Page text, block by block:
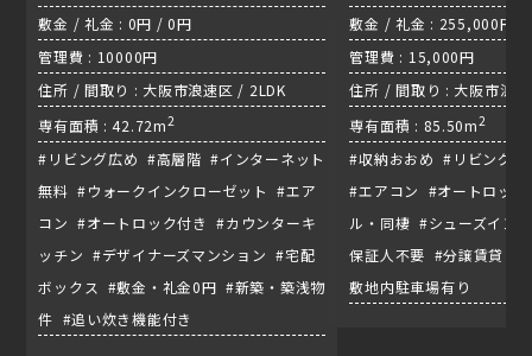
敷金 / 礼金 : 0円 / 0円
管理費 : 10000円
住所 / 間取り : 大阪市浪速区 / 2LDK
専有面積 : 42.72m2
#リビング広め #高層階 #インターネット
無料 #ウォークインクローゼット #エア
コン #オートロック付き #カウンターキ
ッチン #デザイナーズマンション #宅配
ボックス #敷金・礼金0円 #新築・築浅物
件 #追い炊き機能付き
敷金 / 礼金 : 255,000円 /
管理費 : 15,000円
住所 / 間取り : 大阪市浪
2LDK / 御堂筋線『大国町
専有面積 : 85.50m2
#収納おおめ #リビング
#エアコン #オートロッ
ル・同棲 #シューズイン
保証人不要 #分譲賃貸 #
敷地内駐車場有り